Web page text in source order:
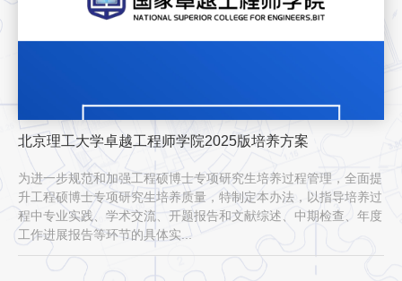
北京理工大学卓越工程师学院2025版培养方案
为进一步规范和加强工程硕博士专项研究生培养过程管理，全面提
升工程硕博士专项研究生培养质量，特制定本办法，以指导培养过
程中专业实践、学术交流、开题报告和文献综述、中期检查、年度
工作进展报告等环节的具体实...